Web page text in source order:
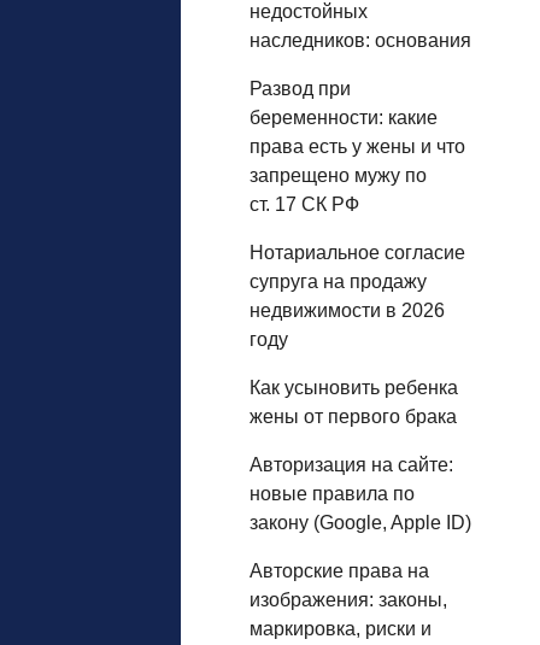
недостойных
наследников: основания
Развод при
беременности: какие
права есть у жены и что
запрещено мужу по
ст. 17 СК РФ
Нотариальное согласие
супруга на продажу
недвижимости в 2026
году
Как усыновить ребенка
жены от первого брака
Авторизация на сайте:
новые правила по
закону (Google, Apple ID)
Авторские права на
изображения: законы,
маркировка, риски и